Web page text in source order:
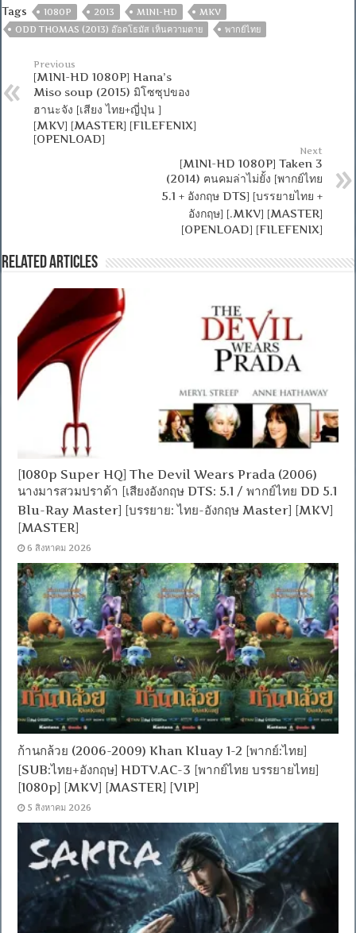
Tags 1080P 2013 MINI-HD
MKV
ODD THOMAS (2013) อ๊อดโธมัส เห็นความตาย
พากย์ไทย
Previous
[MINI-HD 1080P] Hana’s
Miso soup (2015) มิโซซุปของ
ฮานะจัง [เสียง ไทย+ญี่ปุ่น ]
[MKV] [MASTER] [FILEFENIX]
[OPENLOAD]
Next
[MINI-HD 1080P] Taken 3
(2014) ฅนคมล่าไม่ยั้ง [พากย์ไทย
5.1 + อังกฤษ DTS] [บรรยายไทย +
อังกฤษ] [.MKV] [MASTER]
[OPENLOAD] [FILEFENIX]
Related Articles
[1080p Super HQ] The Devil Wears Prada (2006)
นางมารสวมปราด้า [เสียงอังกฤษ DTS: 5.1 / พากย์ไทย DD 5.1
Blu-Ray Master] [บรรยาย: ไทย-อังกฤษ Master] [MKV]
[MASTER]
6 สิงหาคม 2026
ก้านกล้วย (2006-2009) Khan Kluay 1-2 [พากย์:ไทย]
[SUB:ไทย+อังกฤษ] HDTV.AC-3 [พากย์ไทย บรรยายไทย]
[1080p] [MKV] [MASTER] [VIP]
5 สิงหาคม 2026